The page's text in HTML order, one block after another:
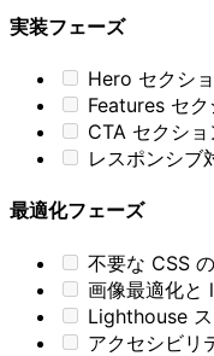
実装フェーズ
Hero セクシ
Features セ
CTA セクシ
レスポンシブ
最適化フェーズ
不要な CSS
画像最適化と
Lighthouse ス
アクセシビリ